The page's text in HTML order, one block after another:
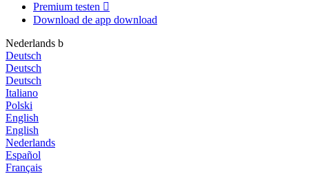
Premium testen 
Download de app download
Nederlands b
Deutsch
Deutsch
Deutsch
Italiano
Polski
English
English
Nederlands
Español
Français